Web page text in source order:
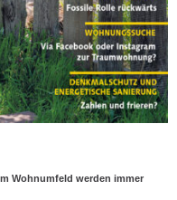
Wohnumfeld werden immer